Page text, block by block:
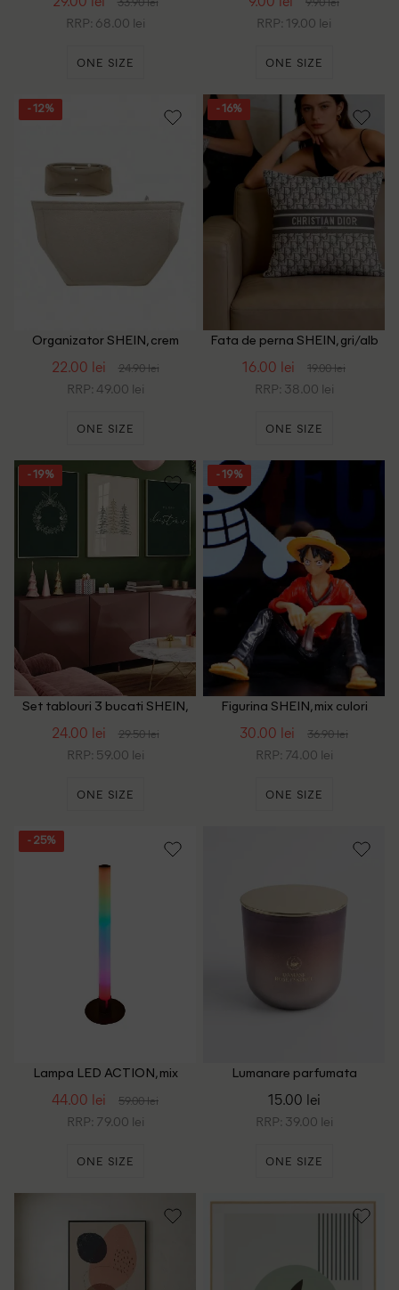
RRP: 68.00 lei
ONE SIZE
RRP: 19.00 lei
ONE SIZE
- 12%
Organizator SHEIN, crem
22.00 lei 24.90 lei
RRP: 49.00 lei
ONE SIZE
- 16%
Fata de perna SHEIN, gri/alb
16.00 lei 19.00 lei
RRP: 38.00 lei
ONE SIZE
- 19%
Set tablouri 3 bucati SHEIN,
24.00 lei 29.50 lei
RRP: 59.00 lei
ONE SIZE
- 19%
Figurina SHEIN, mix culori
30.00 lei 36.90 lei
RRP: 74.00 lei
ONE SIZE
- 25%
Lampa LED ACTION, mix
44.00 lei 59.00 lei
RRP: 79.00 lei
ONE SIZE
Lumanare parfumata
15.00 lei
RRP: 39.00 lei
ONE SIZE